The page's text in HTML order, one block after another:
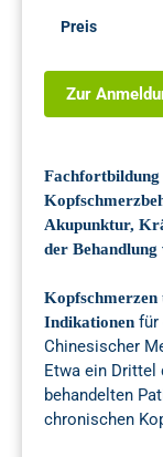
Preis
Zur
Akupunktur,
der
Kopfschmerzen
Indikationen für
Chinesischer
Etwa ein Drittel
behandelten
chronischen